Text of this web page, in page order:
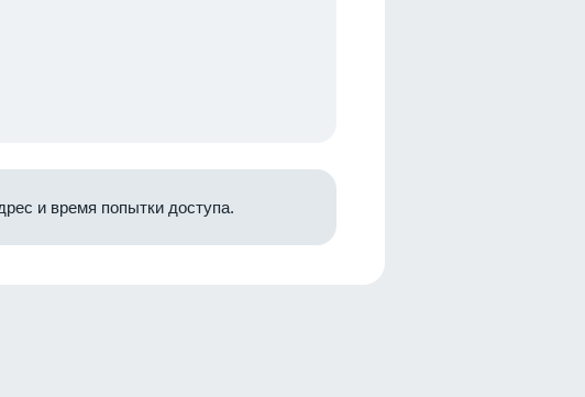
и время попытки доступа.